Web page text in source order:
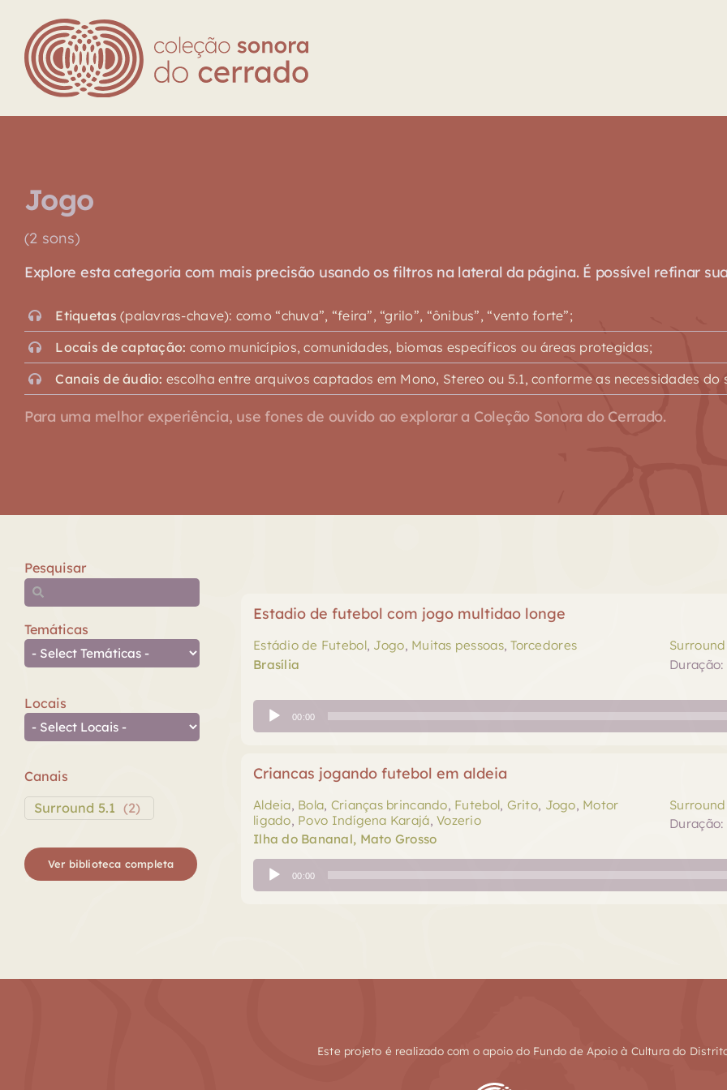
content
Jogo
(2 sons)
Explore esta categoria com mais precisão usando os filtros na lateral da página. É possível refinar
Etiquetas (palavras-chave): como “chuva”, “feira”, “grilo”, “ônibus”, “vento forte”;
Locais de captação: como municípios, comunidades, biomas específicos ou áreas protegidas;
Canais de áudio: escolha entre arquivos captados em Mono, Stereo ou 5.1, conforme as necessidades do
Para uma melhor experiência, use fones de ouvido ao explorar a Coleção Sonora do Cerrado.
Pesquisar
Temáticas
Locais
Canais
Surround 5.1 (2)
Ver biblioteca completa
Estadio de futebol com jogo multidao longe
Estádio de Futebol, Jogo, Muitas pessoas,Torcedores
Brasília
Surround
Duração:
Tocador
de
00:00
Criancas jogando futebol em aldeia
Aldeia, Bola, Crianças brincando, Futebol, Grito, Jogo, Motor
ligado, Povo Indígena Karajá,Vozerio
Ilha do Bananal, Mato Grosso
Surround
Duração:
Tocador
de
00:00
Este projeto é realizado com o apoio do Fundo de Apoio à Cultura do